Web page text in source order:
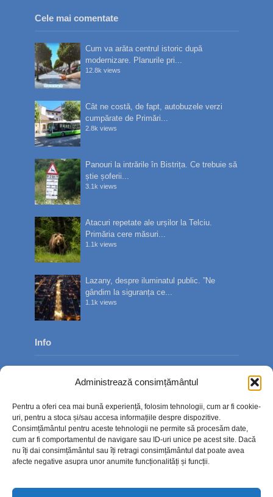
Administrează consimțământul
Pentru a oferi cea mai bună experiență, folosim tehnologii, cum ar fi cookie-
uri, pentru a stoca și/sau accesa informațiile despre dispozitive.
Consimțământul pentru aceste tehnologii ne permite să procesăm date,
cum ar fi comportamentul de navigare sau ID-uri unice pe acest site. Dacă
nu îți dai consimțământul sau îți retragi consimțământul dat poate avea
afecte negative asupra unor anumite funcționalități și funcții.
Cele mai comentate
Cum va arăta centrul istoric după
modernizare. Planurile pri...
12.8k views
Cât ne costă, de fapt, autobuzele verzi
cumpărate de Primări...
2.8k views
Panouri la intrările în Bistrița. Ce trebuie să
știe șoferii...
3.1k views
Atacuri repetate ale urșilor la Telciu.
Primăria cere măsuri...
1.1k views
Lazany, despre iluminatul public. ”Ne
gândim la siguranța ce...
1.1k views
Info
Contact
Politica de confidențialitate
Politică cookie-uri (UE)